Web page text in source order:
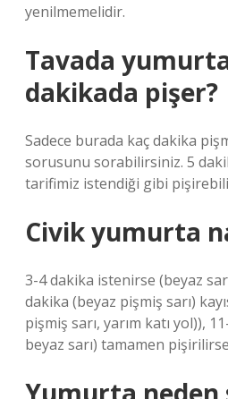
yenilmemelidir.
Tavada
dakikada pişer?
Sadece burada kaç dakika
sorusunu sorabilirsiniz. 5
tarifimiz istendiği gibi
Civik yumurta
3-4 dakika istenirse (beyaz
dakika (beyaz pişmiş sarı)
pişmiş sarı, yarım katı yol)),
beyaz sarı) tamamen